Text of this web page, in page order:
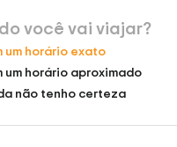
você vai viajar?
um horário exato
um horário aproximado
não tenho certeza